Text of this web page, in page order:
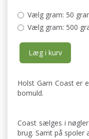
Vælg gram: 50
Vælg gram: 500
Læg i kurv
Holst Garn Coast er
bomuld.
Coast sælges i
brug. Samt på spoler